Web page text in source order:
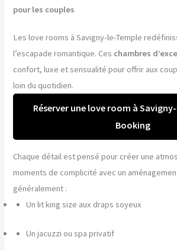
pour les couples
Les love rooms à Savigny-le-Temple
l’escapade romantique. Ces chambres
confort, luxe et sensualité pour offrir aux
loin du quotidien.
Réserver une love room à
Booking
Chaque détail est pensé pour créer une
moments de complicité avec un
généralement :
Un lit king size aux draps soyeux
Un jacuzzi ou spa privatif